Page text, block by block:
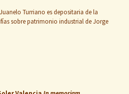
Turriano es depositaria de la
sobre patrimonio industrial de Jorge